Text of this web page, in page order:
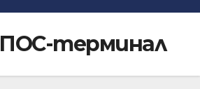
ПОС-терминал